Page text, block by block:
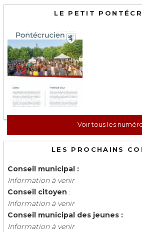
LE PETIT
Voir tous les
LES PROCHAINS
Conseil municipal :
Information à venir
Conseil citoyen :
Information à venir
Conseil municipal des jeunes :
Information à venir